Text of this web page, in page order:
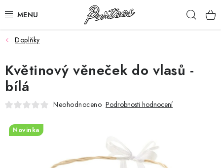
na
ROZLUČKA
NAROZENINY
NA MÍRU
Doplňky
Květinový věneček do vlasů -
bílá
Neohodnoceno Podrobnosti hodnocení
Novinka